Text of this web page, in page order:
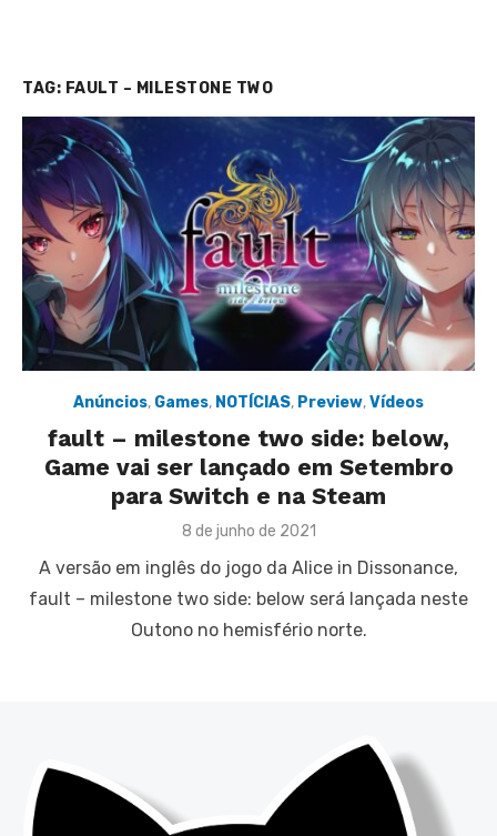
TAG: FAULT – MILESTONE TWO
Anúncios, Games, NOTÍCIAS, Preview,Vídeos
fault – milestone two side: below,
Game vai ser lançado em Setembro
para Switch e na Steam
Posted
8 de junho de 2021
A versão em inglês do jogo da Alice in Dissonance,
fault – milestone two side: below será lançada neste
Outono no hemisfério norte.